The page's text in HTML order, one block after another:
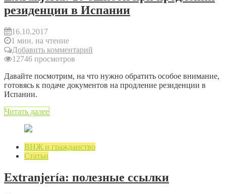
резиденции в Испании
16.10.2017
1 мин. на чтение
Добавить комментарий
12746 просмотров
Давайте посмотрим, на что нужно обратить особое внимание,
готовясь к подаче документов на продление резиденции в
Испании.
Читать далее
ВНЖ и гражданство
Статьи
Extranjería: полезные ссылки